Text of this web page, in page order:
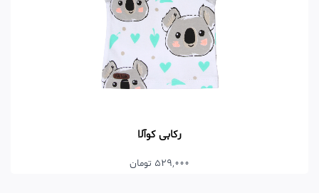
رکابی کوآلا
529,000 تومان